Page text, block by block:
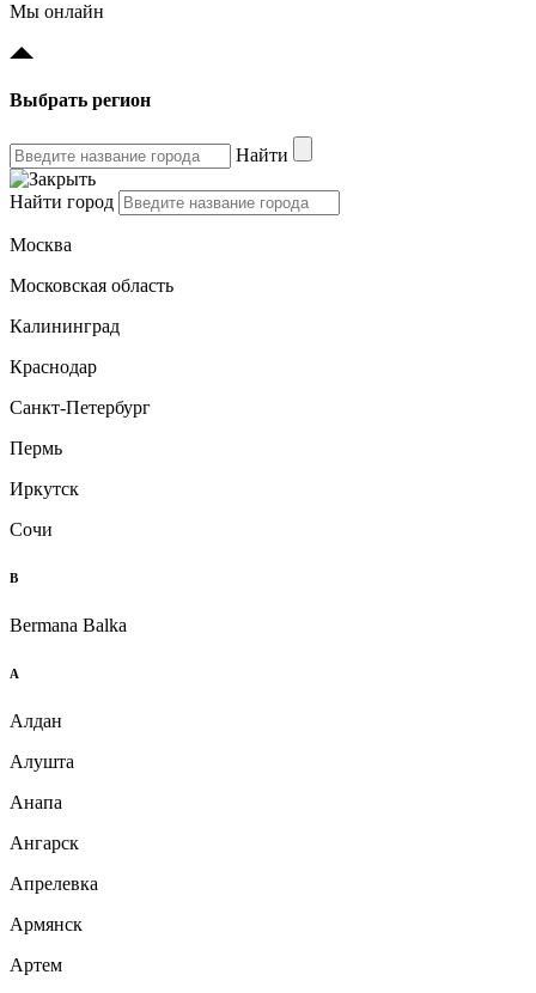
Мы онлайн
Выбрать регион
Найти
Найти город
Москва
Московская область
Калининград
Краснодар
Санкт-Петербург
Пермь
Иркутск
Сочи
B
Bermana Balka
А
Алдан
Алушта
Анапа
Ангарск
Апрелевка
Армянск
Артем